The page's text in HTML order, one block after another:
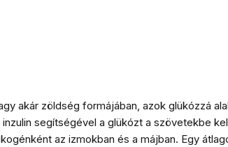
akár zöldség formájában, azok glükózzá
segítségével a glükózt a szövetekbe
az izmokban és a májban. Egy